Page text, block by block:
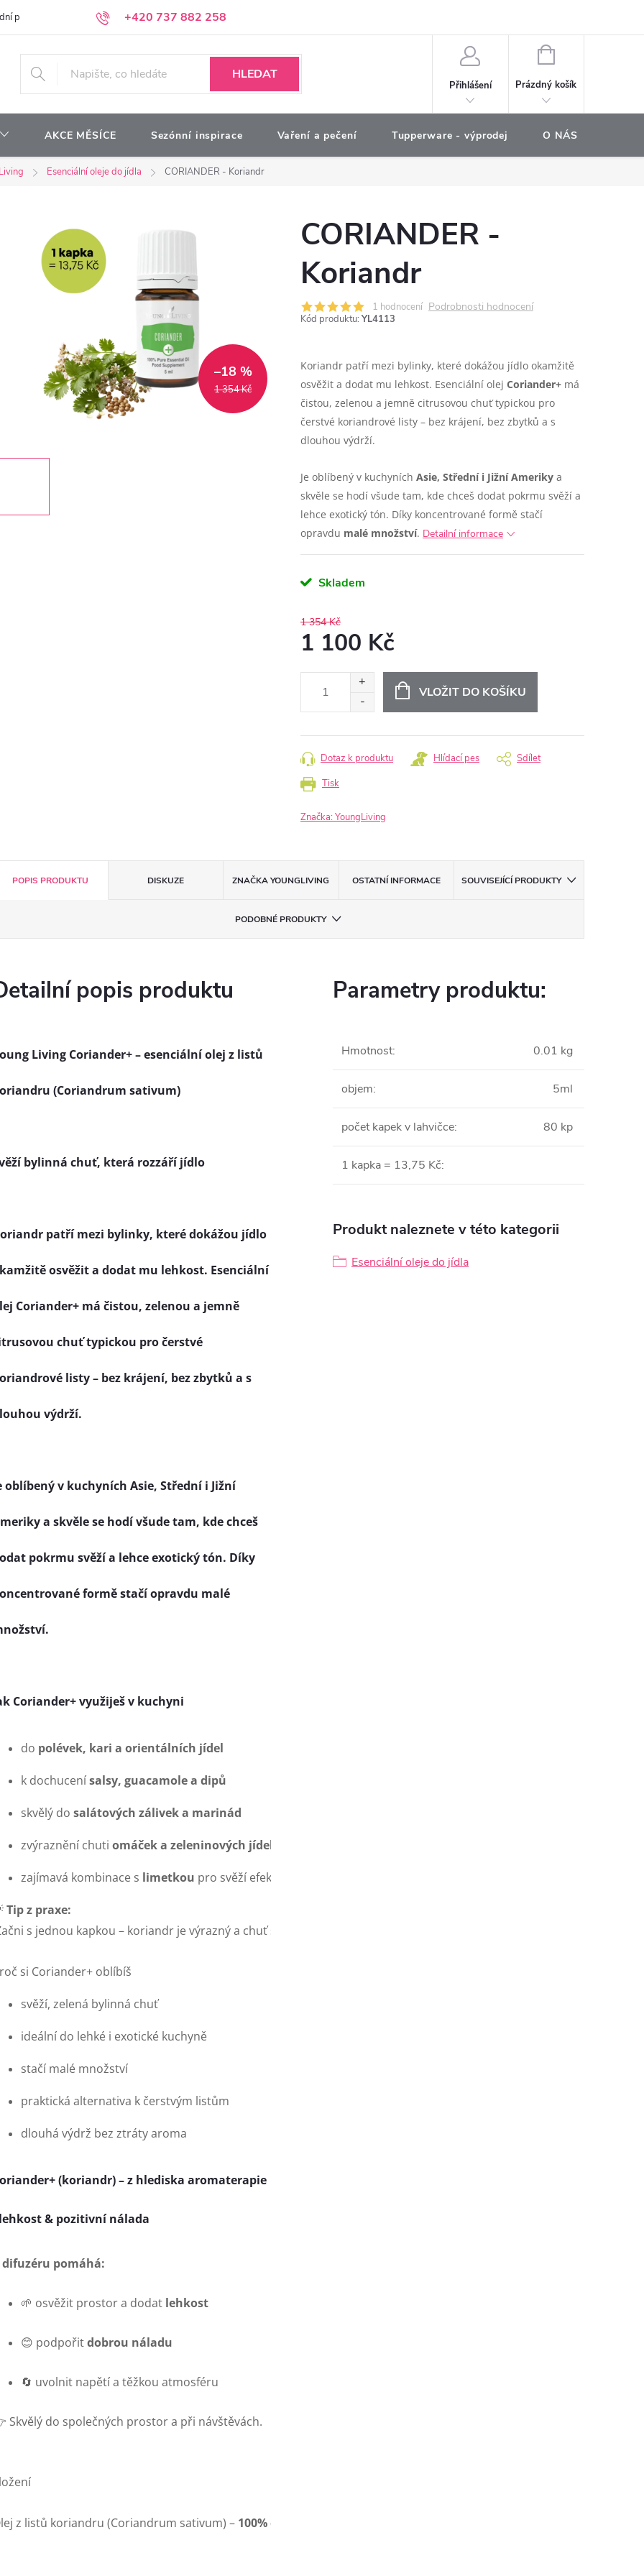
+420 737 882 258
podmínky Podmínky ochrany osobních údajů
HLEDAT
Přihlášení
NÁKUPNÍ
Prázdný košík
AKCE MĚSÍCE Sezónní inspirace Vaření a pečení Tupperware - výprodej O NÁS
Esenciální oleje do jídla CORIANDER - Koriandr
1 354 Kč
–18 %
CORIANDER -
Koriandr
1 hodnocení Podrobnosti hodnocení
Kód produktu: YL4113
Koriandr patří mezi bylinky, které dokážou jídlo okamžitě
osvěžit a dodat mu lehkost. Esenciální olej Coriander+ má
čistou, zelenou a jemně citrusovou chuť typickou pro
čerstvé koriandrové listy – bez krájení, bez zbytků a s
dlouhou výdrží.
Je oblíbený v kuchyních Asie, Střední i Jižní Ameriky a
skvěle se hodí všude tam, kde chceš dodat pokrmu svěží a
lehce exotický tón. Díky koncentrované formě stačí
opravdu malé množství. Detailní informace
Skladem
1 354 Kč
1 100 Kč
VLOŽIT DO KOŠÍKU
Tisk
Dotaz k produktu Hlídací pes Sdílet
Značka:YoungLiving
POPIS PRODUKTU DISKUZE ZNAČKAYOUNGLIVING OSTATNÍ INFORMACE SOUVISEJÍCÍ PRODUKTY
PODOBNÉ PRODUKTY
popis produktu
Living Coriander+ – esenciální olej z listů
(Coriandrum sativum)
bylinná chuť, která rozzáří jídlo
patří mezi bylinky, které dokážou jídlo
osvěžit a dodat mu lehkost. Esenciální
Coriander+ má čistou, zelenou a jemně
chuť typickou pro čerstvé
listy – bez krájení, bez zbytků a s
výdrží.
oblíbený v kuchyních Asie, Střední i Jižní
a skvěle se hodí všude tam, kde chceš
pokrmu svěží a lehce exotický tón. Díky
formě stačí opravdu malé
.
Coriander+ využiješ v kuchyni
do polévek, kari a orientálních jídel
k dochucení salsy, guacamole a dipů
skvělý do salátových zálivek a marinád
zvýraznění chuti omáček a zeleninových jídel
zajímavá kombinace s limetkou pro svěží efekt
Tip z praxe:
s jednou kapkou – koriandr je výrazný a chuť se rozvine velmi rychle.
si Coriander+ oblíbíš
svěží, zelená bylinná chuť
ideální do lehké i exotické kuchyně
stačí malé množství
praktická alternativa k čerstvým listům
dlouhá výdrž bez ztráty aroma
(koriandr) – z hlediska aromaterapie
& pozitivní nálada
difuzéru pomáhá:
🌱 osvěžit prostor a dodat lehkost
😊 podpořitdobrou náladu
🔄 uvolnit napětí a těžkou atmosféru
Skvělý do společných prostor a při návštěvách.
z listů koriandru (Coriandrum sativum) – 100% čistý esenciální olej
Parametry produktu:
Hmotnost: 0.01 kg
objem: 5ml
počet kapek v lahvičce: 80 kp
1 kapka = 13,75 Kč:
Produkt naleznete v této kategorii
Esenciální oleje do jídla